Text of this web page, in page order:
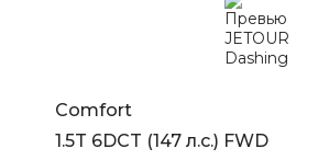
Comfort
1.5T 6DCT (147 л.с.) FWD